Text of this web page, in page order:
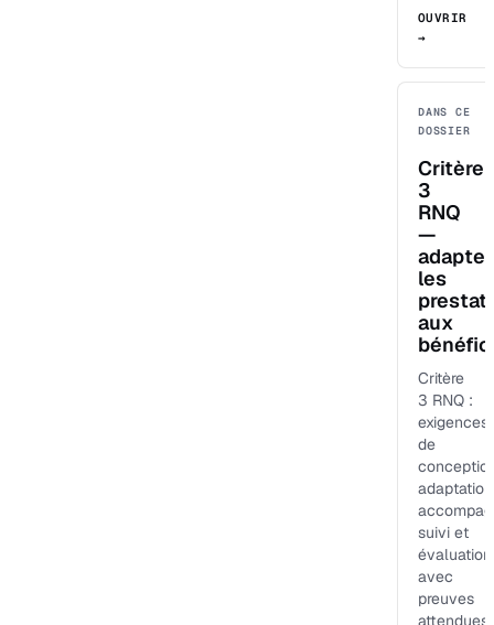
OUVRIR
→
DANS CE
DOSSIER
Critère
3
RNQ
—
adapter
les
aux
Critère
3 RNQ :
exigences
de
suivi et
évaluation
avec
preuves
attendues